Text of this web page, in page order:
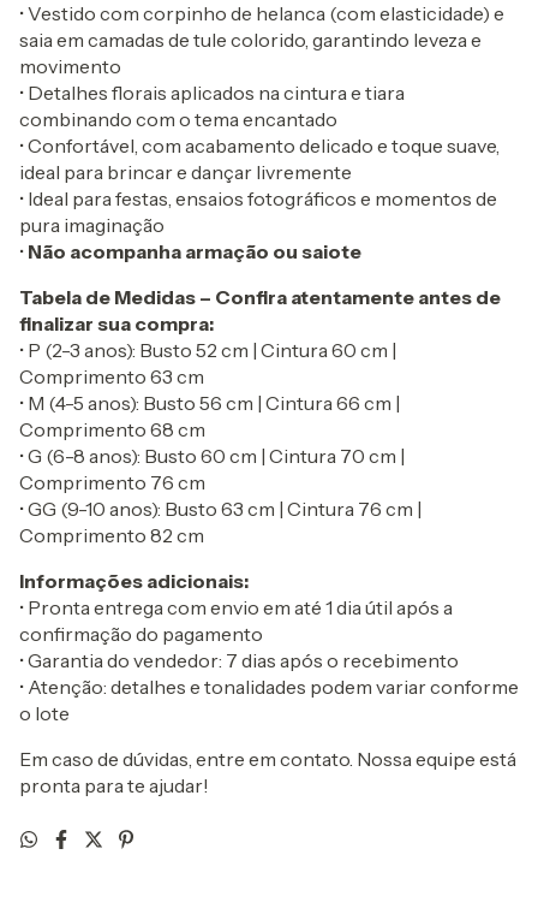
• Vestido com corpinho de helanca (com elasticidade) e
saia em camadas de tule colorido, garantindo leveza e
movimento
• Detalhes florais aplicados na cintura e tiara
combinando com o tema encantado
• Confortável, com acabamento delicado e toque suave,
ideal para brincar e dançar livremente
• Ideal para festas, ensaios fotográficos e momentos de
pura imaginação
• Não acompanha armação ou saiote
Tabela de Medidas – Confira atentamente antes de
finalizar sua compra:
• P (2-3 anos): Busto 52 cm | Cintura 60 cm |
Comprimento 63 cm
• M (4-5 anos): Busto 56 cm | Cintura 66 cm |
Comprimento 68 cm
• G (6-8 anos): Busto 60 cm | Cintura 70 cm |
Comprimento 76 cm
• GG (9-10 anos): Busto 63 cm | Cintura 76 cm |
Comprimento 82 cm
Informações adicionais:
• Pronta entrega com envio em até 1 dia útil após a
confirmação do pagamento
• Garantia do vendedor: 7 dias após o recebimento
• Atenção: detalhes e tonalidades podem variar conforme
o lote
Em caso de dúvidas, entre em contato. Nossa equipe está
pronta para te ajudar!